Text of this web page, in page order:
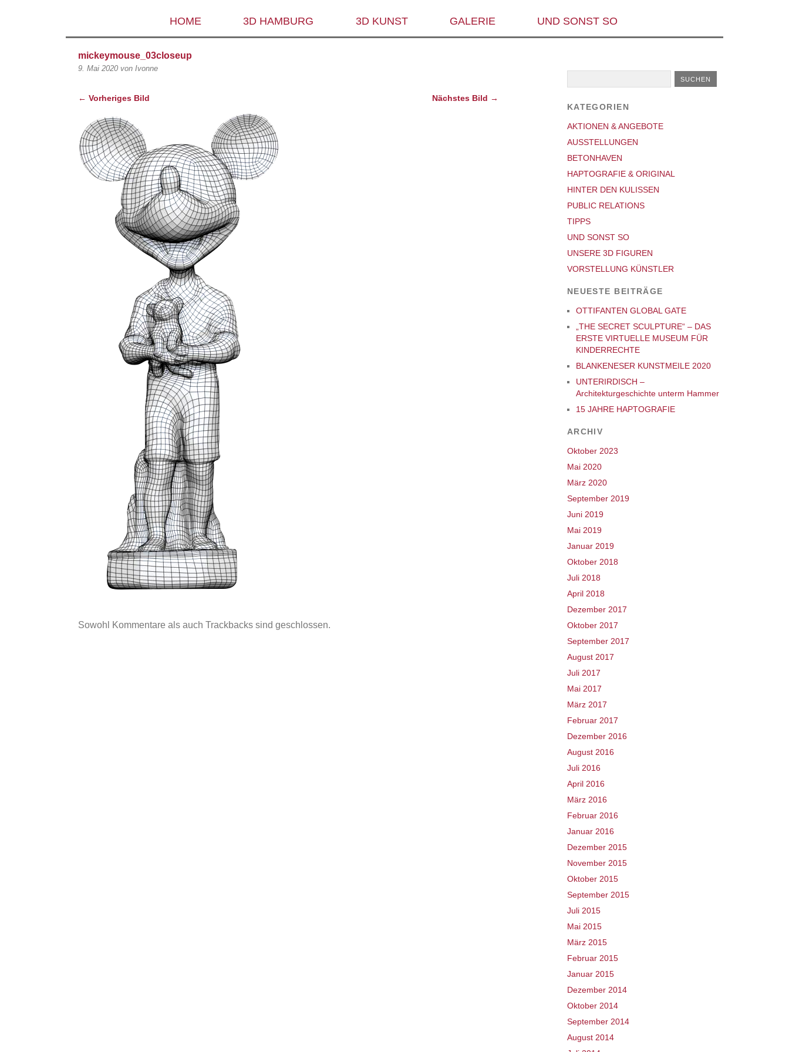
HOME 3D HAMBURG 3D KUNST GALERIE UND SONST SO
mickeymouse_03closeup
9. Mai 2020 von Ivonne
← Vorheriges Bild Nächstes Bild →
Sowohl Kommentare als auch Trackbacks sind geschlossen.
KATEGORIEN
AKTIONEN & ANGEBOTE
AUSSTELLUNGEN
BETONHAVEN
HAPTOGRAFIE & ORIGINAL
HINTER DEN KULISSEN
PUBLIC RELATIONS
TIPPS
UND SONST SO
UNSERE 3D FIGUREN
VORSTELLUNG KÜNSTLER
NEUESTE BEITRÄGE
OTTIFANTEN GLOBAL GATE
„THE SECRET SCULPTURE“ – DAS
ERSTE VIRTUELLE MUSEUM FÜR
KINDERRECHTE
BLANKENESER KUNSTMEILE 2020
UNTERIRDISCH –
Architekturgeschichte unterm Hammer
15 JAHRE HAPTOGRAFIE
ARCHIV
Oktober 2023
Mai 2020
März 2020
September 2019
Juni 2019
Mai 2019
Januar 2019
Oktober 2018
Juli 2018
April 2018
Dezember 2017
Oktober 2017
September 2017
August 2017
Juli 2017
Mai 2017
März 2017
Februar 2017
Dezember 2016
August 2016
Juli 2016
April 2016
März 2016
Februar 2016
Januar 2016
Dezember 2015
November 2015
Oktober 2015
September 2015
Juli 2015
Mai 2015
März 2015
Februar 2015
Januar 2015
Dezember 2014
Oktober 2014
September 2014
August 2014